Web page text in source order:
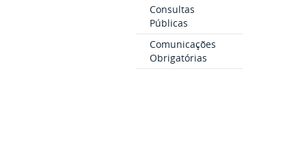
Consultas
Públicas
Comunicações
Obrigatórias